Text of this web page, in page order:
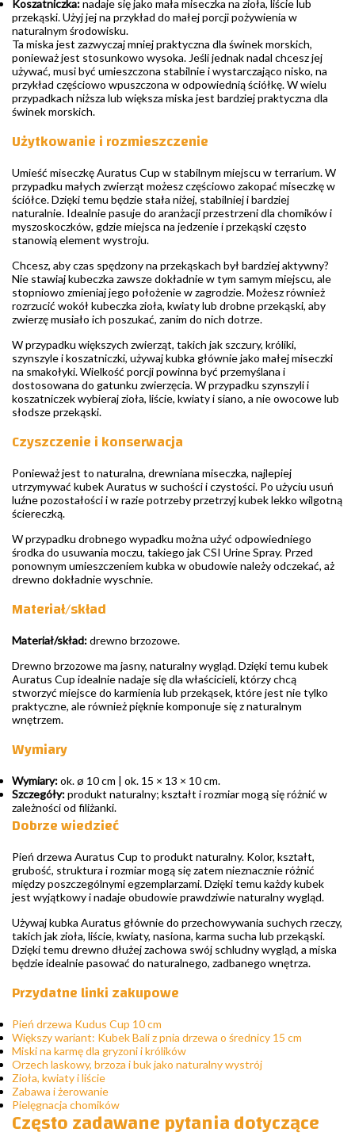
Koszatniczka:nadaje się jako mała miseczka na zioła, liście lub
przekąski. Użyj jej na przykład do małej porcji pożywienia w
naturalnym środowisku.
Ta miska jest zazwyczaj mniej praktyczna dla świnek morskich,
ponieważ jest stosunkowo wysoka. Jeśli jednak nadal chcesz jej
używać, musi być umieszczona stabilnie i wystarczająco nisko, na
przykład częściowo wpuszczona w odpowiednią ściółkę. W wielu
przypadkach niższa lub większa miska jest bardziej praktyczna dla
świnek morskich.
Użytkowanie i rozmieszczenie
Umieść miseczkę Auratus Cup w stabilnym miejscu w terrarium. W
przypadku małych zwierząt możesz częściowo zakopać miseczkę w
ściółce. Dzięki temu będzie stała niżej, stabilniej i bardziej
naturalnie. Idealnie pasuje do aranżacji przestrzeni dla chomików i
myszoskoczków, gdzie miejsca na jedzenie i przekąski często
stanowią element wystroju.
Chcesz, aby czas spędzony na przekąskach był bardziej aktywny?
Nie stawiaj kubeczka zawsze dokładnie w tym samym miejscu, ale
stopniowo zmieniaj jego położenie w zagrodzie. Możesz również
rozrzucić wokół kubeczka zioła, kwiaty lub drobne przekąski, aby
zwierzę musiało ich poszukać, zanim do nich dotrze.
W przypadku większych zwierząt, takich jak szczury, króliki,
szynszyle i koszatniczki, używaj kubka głównie jako małej miseczki
na smakołyki. Wielkość porcji powinna być przemyślana i
dostosowana do gatunku zwierzęcia. W przypadku szynszyli i
koszatniczek wybieraj zioła, liście, kwiaty i siano, a nie owocowe lub
słodsze przekąski.
Czyszczenie i konserwacja
Ponieważ jest to naturalna, drewniana miseczka, najlepiej
utrzymywać kubek Auratus w suchości i czystości. Po użyciu usuń
luźne pozostałości i w razie potrzeby przetrzyj kubek lekko wilgotną
ściereczką.
W przypadku drobnego wypadku można użyć odpowiedniego
środka do usuwania moczu, takiego jak CSI Urine Spray. Przed
ponownym umieszczeniem kubka w obudowie należy odczekać, aż
drewno dokładnie wyschnie.
Materiał/skład
Materiał/skład:drewno brzozowe.
Drewno brzozowe ma jasny, naturalny wygląd. Dzięki temu kubek
Auratus Cup idealnie nadaje się dla właścicieli, którzy chcą
stworzyć miejsce do karmienia lub przekąsek, które jest nie tylko
praktyczne, ale również pięknie komponuje się z naturalnym
wnętrzem.
Wymiary
Wymiary:ok. ø 10 cm | ok. 15 × 13 × 10 cm.
Szczegóły:produkt naturalny; kształt i rozmiar mogą się różnić w
zależności od filiżanki.
Dobrze wiedzieć
Pień drzewa Auratus Cup to produkt naturalny. Kolor, kształt,
grubość, struktura i rozmiar mogą się zatem nieznacznie różnić
między poszczególnymi egzemplarzami. Dzięki temu każdy kubek
jest wyjątkowy i nadaje obudowie prawdziwie naturalny wygląd.
Używaj kubka Auratus głównie do przechowywania suchych rzeczy,
takich jak zioła, liście, kwiaty, nasiona, karma sucha lub przekąski.
Dzięki temu drewno dłużej zachowa swój schludny wygląd, a miska
będzie idealnie pasować do naturalnego, zadbanego wnętrza.
Przydatne linki zakupowe
Pień drzewa Kudus Cup 10 cm
Większy wariant: Kubek Bali z pnia drzewa o średnicy 15 cm
Miski na karmę dla gryzoni i królików
Orzech laskowy, brzoza i buk jako naturalny wystrój
Zioła, kwiaty i liście
Zabawa i żerowanie
Pielęgnacja chomików
Często zadawane pytania dotyczące